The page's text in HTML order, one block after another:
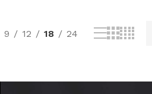
9 12 18 24